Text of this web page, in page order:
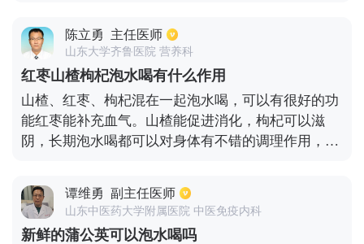
果，和枸杞放在一起泡水喝能够祛除寒气，还具有补
肾的功效。另外饮食上应该多吃新鲜水果和蔬菜，多
补充蛋白质以及维生素，把体内微量元素处于平衡状
态，更是应该要经常锻炼身体。桑葚干和枸杞在泡水
的时候一定要注意清洗干净，使用温开水效果更好。
陈立勇 主任医师
山东大学齐鲁医院 营养科
红枣山楂枸杞泡水喝有什么作用
山楂、红枣、枸杞混在一起泡水喝，可以有很好的功
能红枣能补充血气。山楂能促进消化，枸杞可以滋
阴，长期泡水喝都可以对身体有不错的调理作用，脾
时候，多放些红枣，如果晚上睡觉时候失眠虚汗的时
候，建议多发些枸杞。
谭维勇 副主任医师
山东中医药大学附属医院 中医免疫内科
新鲜的蒲公英可以泡水喝吗